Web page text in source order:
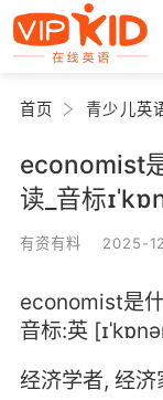
首页 青少儿英
economist
读_音标
有资有料 2025-
economist是
音标:英
经济学者, 经